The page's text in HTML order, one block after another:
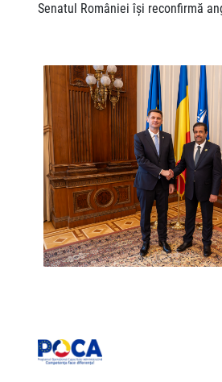
Senatul României își reconfirmă